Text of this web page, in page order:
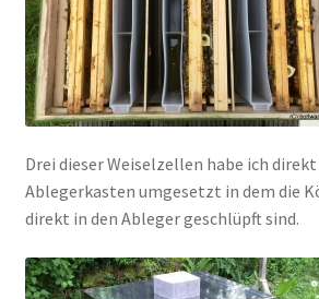
Drei dieser Weiselzellen habe ich
Ablegerkasten umgesetzt in dem die
direkt in den Ableger geschlüpft sind.